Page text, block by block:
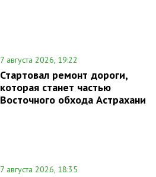
7 августа 2026, 19:22
Стартовал ремонт дороги,
которая станет частью
Восточного обхода Астрахани
7 августа 2026, 18:35